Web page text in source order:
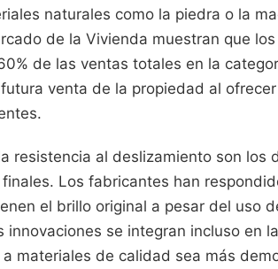
naturales como la piedra o la
de la Vivienda muestran que
de las ventas totales en la
venta de la propiedad al
resistencia al deslizamiento son los
Los fabricantes han
el brillo original a pesar del uso
innovaciones se integran incluso en
materiales de calidad sea más